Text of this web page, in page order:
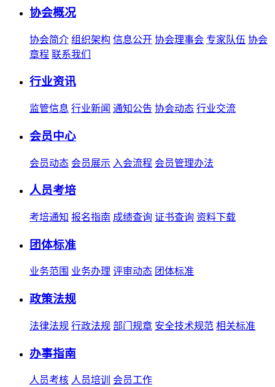
协会概况
协会简介 组织架构 信息公开 协会理事会 专家队伍 协会
章程 联系我们
行业资讯
监管信息 行业新闻 通知公告 协会动态 行业交流
会员中心
会员动态 会员展示 入会流程 会员管理办法
人员考培
考培通知 报名指南 成绩查询 证书查询 资料下载
团体标准
业务范围 业务办理 评审动态 团体标准
政策法规
法律法规 行政法规 部门规章 安全技术规范 相关标准
办事指南
人员考核 人员培训 会员工作